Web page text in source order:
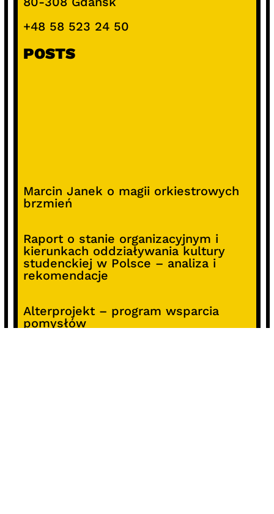
+48 58 523 24 50
POSTS
Marcin Janek o magii orkiestrowych
brzmień
Raport o stanie organizacyjnym i
kierunkach oddziaływania kultury
studenckiej w Polsce – analiza i
rekomendacje
Alterprojekt – program wsparcia
pomysłów